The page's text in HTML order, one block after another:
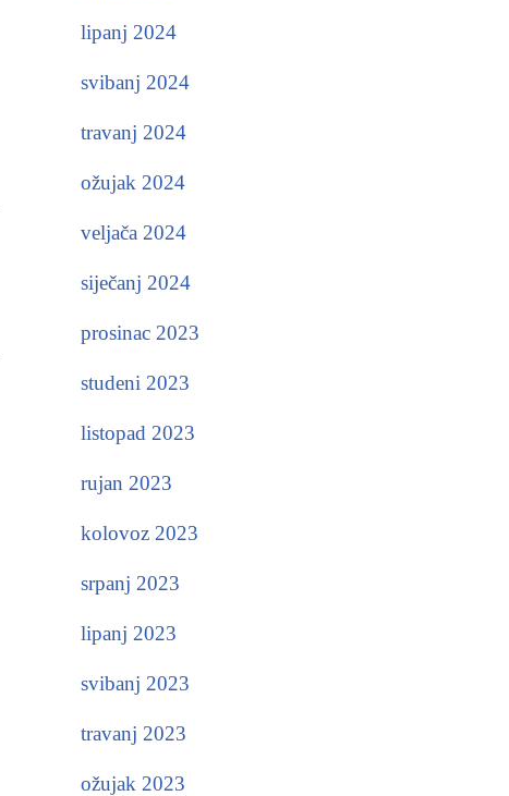
lipanj 2024
svibanj 2024
travanj 2024
ožujak 2024
veljača 2024
siječanj 2024
prosinac 2023
studeni 2023
listopad 2023
rujan 2023
kolovoz 2023
srpanj 2023
lipanj 2023
svibanj 2023
travanj 2023
ožujak 2023